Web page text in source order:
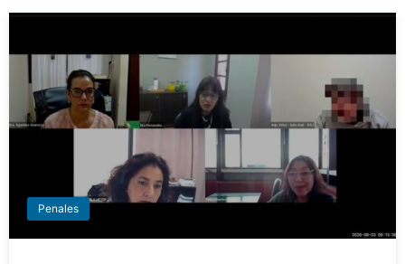
Penales